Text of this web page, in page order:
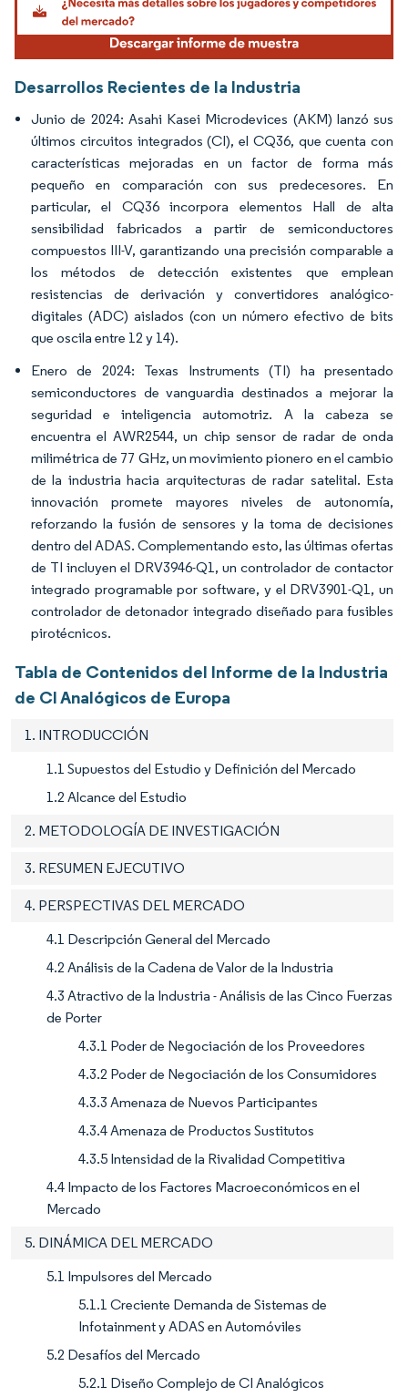
Desarrollos Recientes de la Industria
Junio de 2024: Asahi Kasei Microdevices (AKM) lanzó sus
últimos circuitos integrados (CI), el CQ36, que cuenta con
características mejoradas en un factor de forma más
pequeño en comparación con sus predecesores. En
particular, el CQ36 incorpora elementos Hall de alta
sensibilidad fabricados a partir de semiconductores
compuestos III-V, garantizando una precisión comparable a
los métodos de detección existentes que emplean
resistencias de derivación y convertidores analógico-
digitales (ADC) aislados (con un número efectivo de bits
que oscila entre 12 y 14).
Enero de 2024: Texas Instruments (TI) ha presentado
semiconductores de vanguardia destinados a mejorar la
seguridad e inteligencia automotriz. A la cabeza se
encuentra el AWR2544, un chip sensor de radar de onda
milimétrica de 77 GHz, un movimiento pionero en el cambio
de la industria hacia arquitecturas de radar satelital. Esta
innovación promete mayores niveles de autonomía,
reforzando la fusión de sensores y la toma de decisiones
dentro del ADAS. Complementando esto, las últimas ofertas
de TI incluyen el DRV3946-Q1, un controlador de contactor
integrado programable por software, y el DRV3901-Q1, un
controlador de detonador integrado diseñado para fusibles
pirotécnicos.
Tabla de Contenidos del Informe de la Industria
de CI Analógicos de Europa
1. INTRODUCCIÓN
1.1 Supuestos del Estudio y Definición del Mercado
1.2 Alcance del Estudio
2. METODOLOGÍA DE INVESTIGACIÓN
3. RESUMEN EJECUTIVO
4. PERSPECTIVAS DEL MERCADO
4.1 Descripción General del Mercado
4.2 Análisis de la Cadena de Valor de la Industria
4.3 Atractivo de la Industria - Análisis de las Cinco Fuerzas
de Porter
4.3.1 Poder de Negociación de los Proveedores
4.3.2 Poder de Negociación de los Consumidores
4.3.3 Amenaza de Nuevos Participantes
4.3.4 Amenaza de Productos Sustitutos
4.3.5 Intensidad de la Rivalidad Competitiva
4.4 Impacto de los Factores Macroeconómicos en el
Mercado
5. DINÁMICA DEL MERCADO
5.1 Impulsores del Mercado
5.1.1 Creciente Demanda de Sistemas de
Infotainment y ADAS en Automóviles
5.2 Desafíos del Mercado
5.2.1 Diseño Complejo de CI Analógicos